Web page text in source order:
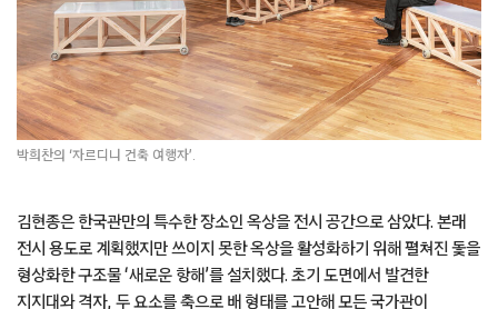
박희찬의 ‘자르디니 건축 여행자’.
김현종은 한국관만의 특수한 장소인 옥상을 전시 공간으로 삼았다. 본래
전시 용도로 계획했지만 쓰이지 못한 옥상을 활성화하기 위해 펼쳐진 돛을
형상화한 구조물 ‘새로운 항해’를 설치했다. 초기 도면에서 발견한
지지대와 격자, 두 요소를 축으로 배 형태를 고안해 모든 국가관이